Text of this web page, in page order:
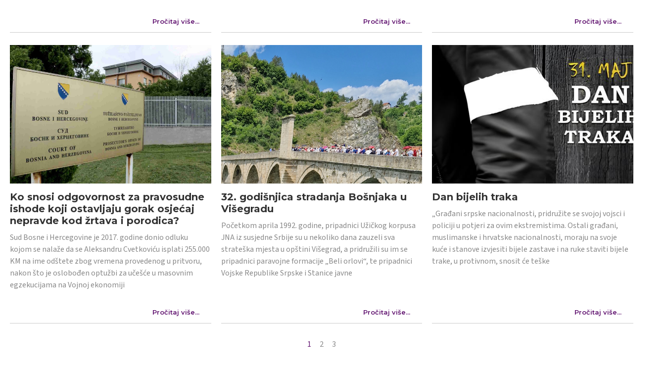
Pročitaj više... Pročitaj više... Pročitaj više...
Ko snosi odgovornost za pravosudne
ishode koji ostavljaju gorak osjećaj
nepravde kod žrtava i porodica?
Sud Bosne i Hercegovine je 2017. godine donio odluku
kojom se nalaže da se Aleksandru Cvetkoviću isplati 255.000
KM na ime odštete zbog vremena provedenog u pritvoru,
nakon što je oslobođen optužbi za učešće u masovnim
egzekucijama na Vojnoj ekonomiji
Pročitaj više...
32. godišnjica stradanja Bošnjaka u
Višegradu
Početkom aprila 1992. godine, pripadnici Užičkog korpusa
JNA iz susjedne Srbije su u nekoliko dana zauzeli sva
strateška mjesta u opštini Višegrad, a pridružili su im se
pripadnici paravojne formacije „Beli orlovi“, te pripadnici
Vojske Republike Srpske i Stanice javne
Pročitaj više...
Dan bijelih traka
„Građani srpske nacionalnosti, pridružite se svojoj vojsci i
policiji u potjeri za ovim ekstremistima. Ostali građani,
muslimanske i hrvatske nacionalnosti, moraju na svoje
kuće i stanove izvjesiti bijele zastave i na ruke staviti bijele
trake, u protivnom, snosit će teške
Pročitaj više...
1 2 3